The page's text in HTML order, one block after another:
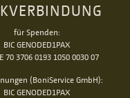
für Spenden:
BIC GENODED1PAX
70 3706 0193 1050 0030 07
(BoniService GmbH):
BIC GENODED1PAX